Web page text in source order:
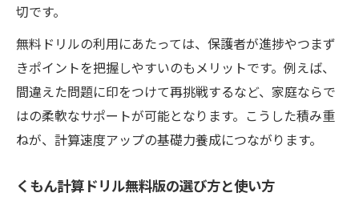
切です。
無料ドリルの利用にあたっては、保護者が進捗やつまず
きポイントを把握しやすいのもメリットです。例えば、
間違えた問題に印をつけて再挑戦するなど、家庭ならで
はの柔軟なサポートが可能となります。こうした積み重
ねが、計算速度アップの基礎力養成につながります。
くもん計算ドリル無料版の選び方と使い方